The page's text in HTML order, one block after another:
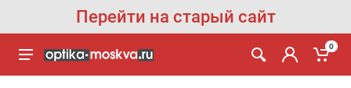
Перейти на старый сайт
0